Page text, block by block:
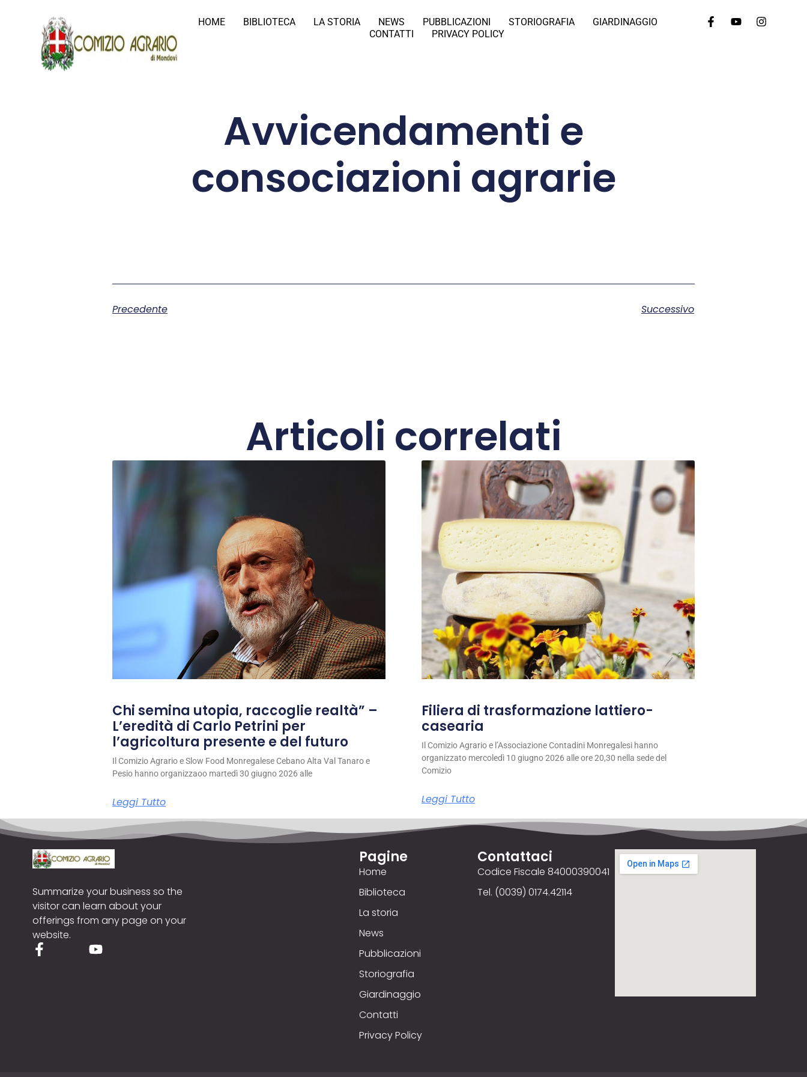
HOME BIBLIOTECA LA STORIA NEWS PUBBLICAZIONI STORIOGRAFIA
GIARDINAGGIO
CONTATTI
PRIVACY POLICY
Avvicendamenti e
consociazioni agrarie
Precedente Successivo
Articoli correlati
Chi semina utopia, raccoglie realtà” –
L’eredità di Carlo Petrini per
l’agricoltura presente e del futuro
Il Comizio Agrario e Slow Food Monregalese Cebano Alta Val Tanaro e
Pesio hanno organizzaoo martedì 30 giugno 2026 alle
Leggi Tutto
Filiera di trasformazione lattiero-
casearia
Il Comizio Agrario e l’Associazione Contadini Monregalesi hanno
organizzato mercoledì 10 giugno 2026 alle ore 20,30 nella sede del
Comizio
Leggi Tutto
Summarize your business so the
visitor can learn about your
offerings from any page on your
website.
Pagine
Home
Biblioteca
La storia
News
Pubblicazioni
Storiografia
Giardinaggio
Contatti
Privacy Policy
Contattaci
Codice Fiscale 84000390041
Tel. (0039) 0174.42114